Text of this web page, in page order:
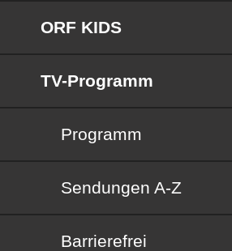
ORF KIDS
TV-Programm
Programm
Sendungen von A bis Z
Sendungen A-Z
Barrierefrei
Barrierefrei